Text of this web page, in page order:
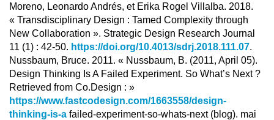
Moreno, Leonardo Andrés, et Erika Rogel Villalba. 2018.
« Transdisciplinary Design : Tamed Complexity through
New Collaboration ». Strategic Design Research Journal
11 (1) : 42‑50. https://doi.org/10.4013/sdrj.2018.111.07.
Nussbaum, Bruce. 2011. « Nussbaum, B. (2011, April 05).
Design Thinking Is A Failed Experiment. So What’s Next ?
Retrieved from Co.Design : »
https://www.fastcodesign.com/1663558/design-
thinking-is-a failed-experiment-so-whats-next (blog). mai